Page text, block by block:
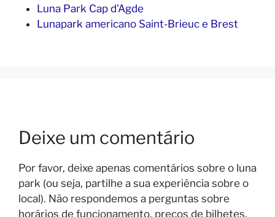
Luna Park Cap d'Agde
Lunapark americano Saint-Brieuc e Brest
Deixe um comentário
Por favor, deixe apenas comentários sobre o luna
park (ou seja, partilhe a sua experiência sobre o
local). Não respondemos a perguntas sobre
horários de funcionamento, preços de bilhetes,